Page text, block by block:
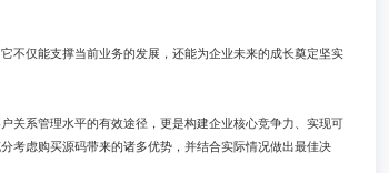
不仅能支撑当前业务的发展，还能为企业未来的成长奠定坚实
关系管理水平的有效途径，更是构建企业核心竞争力、实现可
考虑购买源码带来的诸多优势，并结合实际情况做出最佳决